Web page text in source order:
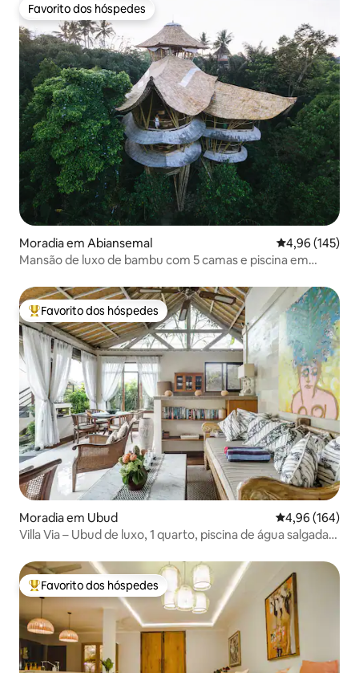
Favorito dos hóspedes
Favorito dos hóspedes
Moradia em Abiansemal Classificação
4,96 (145)
Mansão de luxo de bambu com 5 camas e piscina em
Favoritos dos hóspedes mais apreciados
Favorito dos hóspedes
Moradia em Ubud Classificação
4,96 (164)
Villa Via – Ubud de luxo, 1 quarto, piscina de água salgada,
Favoritos dos hóspedes mais apreciados
Favorito dos hóspedes